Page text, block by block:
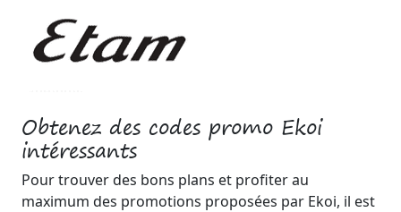
Obtenez des codes promo Ekoi
intéressants
Pour trouver des bons plans et profiter au
maximum des promotions proposées par Ekoi, il est